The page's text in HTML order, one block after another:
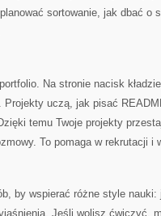
sortowanie, jak dbać o
Na stronie nacisk
Projekty uczą, jak pisać
temu Twoje projekty
To pomaga w rekrutacji i
by wspierać różne style
Jeśli wolisz ćwiczyć,